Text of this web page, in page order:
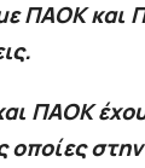
ΠΑΟΚ και
ΠΑΟΚ
οποίες